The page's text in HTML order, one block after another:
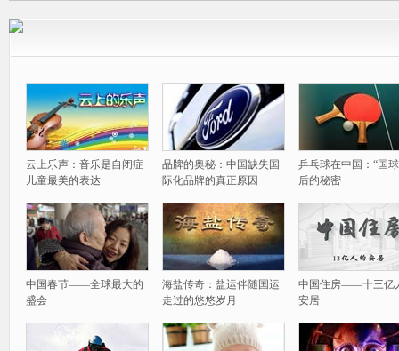
云上乐声：音乐是自闭症
儿童最美的表达
品牌的奥秘：中国缺失国
际化品牌的真正原因
乒乓球在中国：“国
后的秘密
中国春节——全球最大的
盛会
海盐传奇：盐运伴随国运
走过的悠悠岁月
中国住房——十三亿
安居